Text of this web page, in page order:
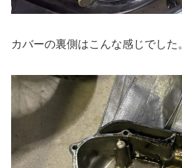
カバーの裏側はこんな感じでした